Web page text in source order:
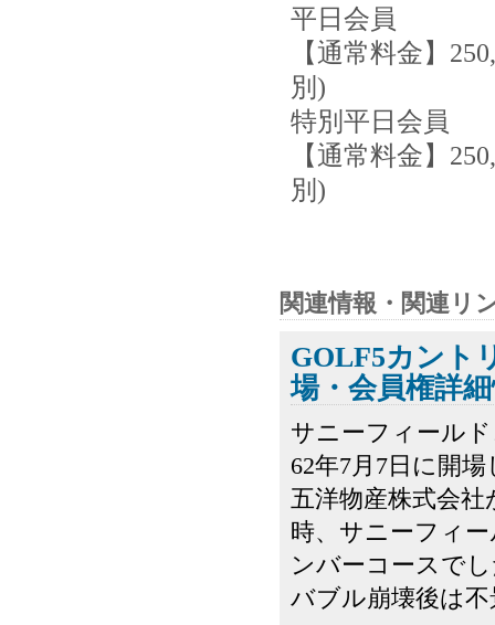
平日会員
【通常料金】
別)
特別平日会員
【通常料金】
別)
関連情報・関連リ
GOLF5カント
場・会員権詳
サニーフィール
62年7月7日に開
五洋物産株式会
時、サニーフィ
ンバーコースで
バブル崩壊後は